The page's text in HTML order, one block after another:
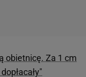
obietnicę. Za 1 cm